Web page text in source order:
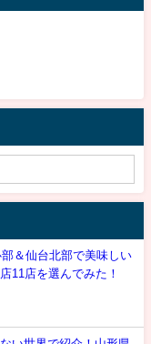
部＆仙台北部で美味しい
11店を選んでみた！